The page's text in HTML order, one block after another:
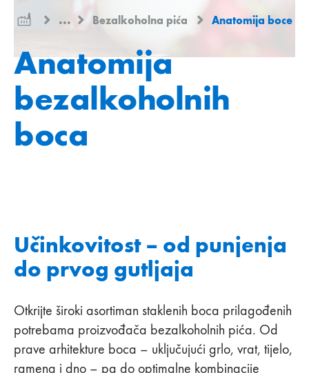
... Bezalkoholna pića Anatomija boce
Anatomija
bezalkoholnih
boca
Učinkovitost – od punjenja
do prvog gutljaja
Otkrijte široki asortiman staklenih boca prilagođenih
potrebama proizvođača bezalkoholnih pića. Od
prave arhitekture boca – uključujući grlo, vrat, tijelo,
ramena i dno – pa do optimalne kombinacije